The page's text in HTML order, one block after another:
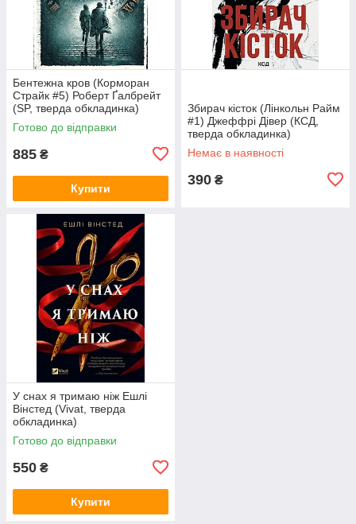
Бентежна кров (Корморан
Страйк #5) Роберт Ґалбрейт
(SP, тверда обкладинка)
Готово до відправки
885 ₴
Купити
Збирач кісток (Лінкольн Райм
#1) Джеффрі Дівер (КСД,
тверда обкладинка)
Немає в наявності
390 ₴
У снах я тримаю ніж Ешлі
Вінстед (Vivat, тверда
обкладинка)
Готово до відправки
550 ₴
Купити